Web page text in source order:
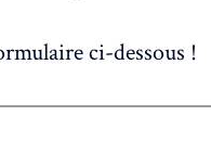
ci-dessous !